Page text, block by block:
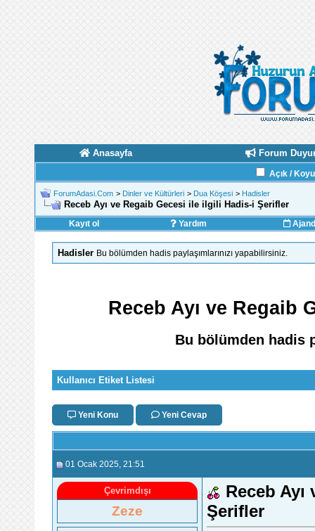
Anasayfa Forum
Açık /
ForumAdasi.Com > Dinler ve Kültürleri > Dua Köşesi > Hadisler
Receb Ayı ve Regaib Gecesi ile ilgili Hadis-i Şerifler
Kayıt ol Yardım
Hadisler Bu bölümden hadis paylaşımlarınızı yapabilirsiniz.
Receb Ayı ve Regaib
Bu bölümden hadis
Kullanıcı Etiket Listesi
Yeni Konu Yeni Cevap
01 Ocak 2025 , 21:51
Çevrimdışı
Zeze
Receb
Şerifler